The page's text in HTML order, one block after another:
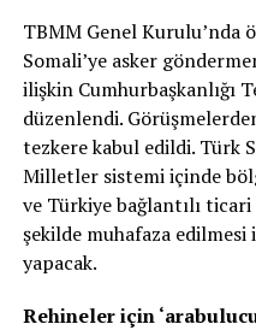
TBMM Genel Kurulu’nda
Somali’ye asker
ilişkin Cumhurbaşkanlığı
düzenlendi.
tezkere kabul edildi. Türk
Milletler sistemi içinde
ve Türkiye bağlantılı
şekilde muhafaza edilmesi
yapacak.
Rehineler için